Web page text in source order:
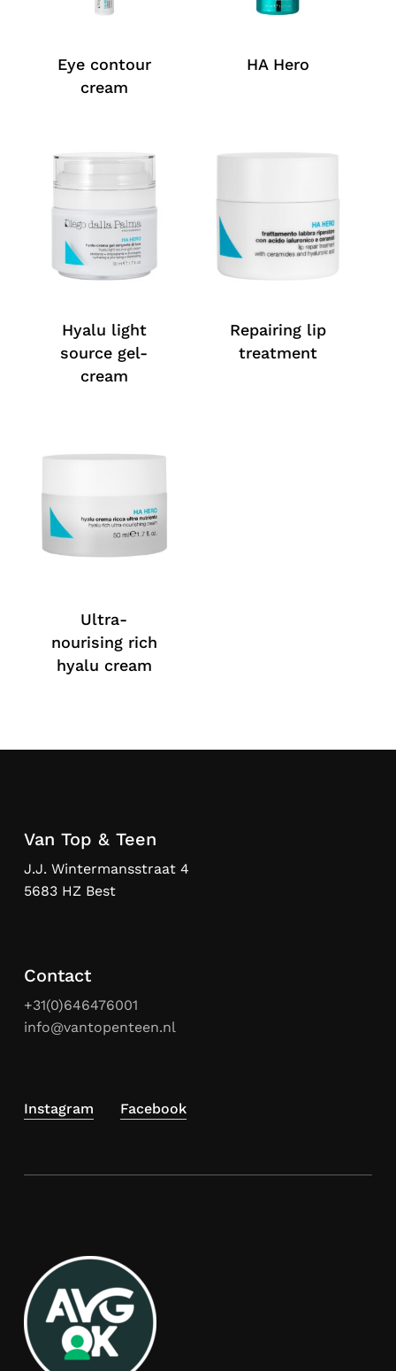
Eye contour
cream
HA Hero
Hyalu light
source gel-
cream
Repairing lip
treatment
Ultra-
nourising rich
hyalu cream
Van Top & Teen
J.J. Wintermansstraat 4
5683 HZ Best
Contact
+31(0)646476001
info@vantopenteen.nl
Instagram Facebook